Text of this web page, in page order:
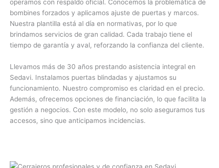
operamos con respaldo oficial. Conocemos la problemática de
bombines forzados y aplicamos ajuste de puertas y marcos.
Nuestra plantilla está al día en normativas, por lo que
brindamos servicios de gran calidad. Cada trabajo tiene el
tiempo de garantía y aval, reforzando la confianza del cliente.
Llevamos más de 30 años prestando asistencia integral en
Sedavi. Instalamos puertas blindadas y ajustamos su
funcionamiento. Nuestro compromiso es claridad en el precio.
Además, ofrecemos opciones de financiación, lo que facilita la
gestión a negocios. Con este modelo, no solo aseguramos tus
accesos, sino que anticipamos incidencias.